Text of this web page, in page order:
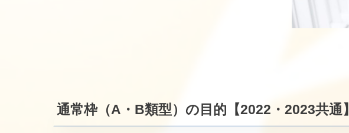
通常枠（A・B類型）の目的【2022・2023共通】